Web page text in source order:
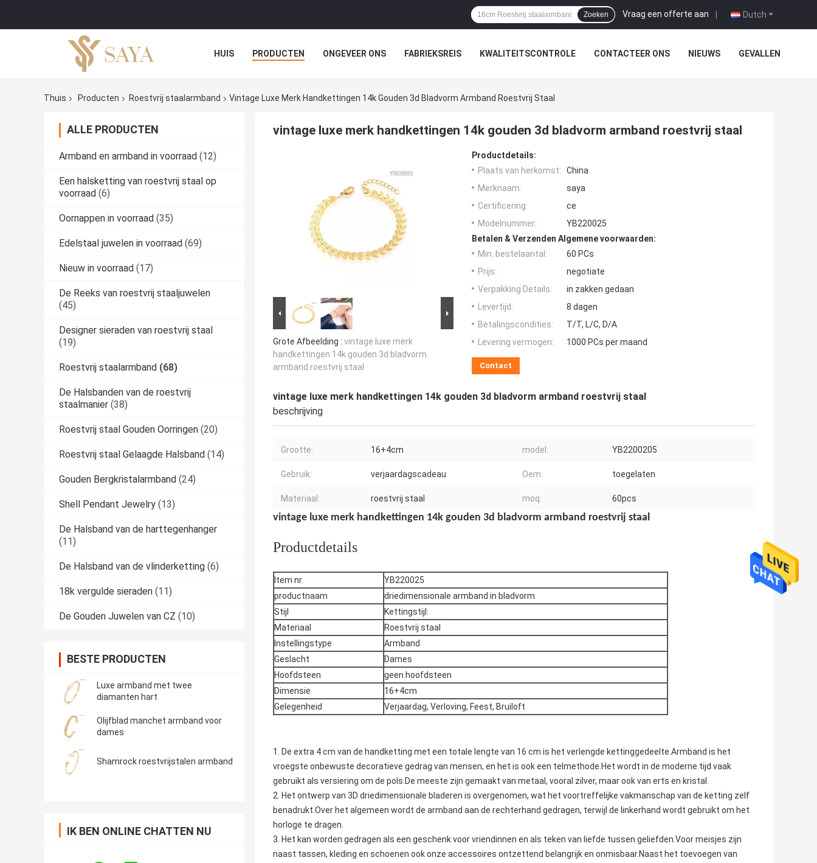
Dutch
Vraag een offerte aan |
Zoeken
HUIS PRODUCTEN ONGEVEER ONS FABRIEKSREIS KWALITEITSCONTROLE CONTACTEER ONS NIEUWS GEVALLEN
Thuis Producten Roestvrij staalarmband Vintage Luxe Merk Handkettingen 14k Gouden 3d Bladvorm Armband Roestvrij Staal
ALLE PRODUCTEN
Armband en armband in voorraad (12)
Een halsketting van roestvrij staal op
voorraad (6)
Oornappen in voorraad (35)
Edelstaal juwelen in voorraad (69)
Nieuw in voorraad (17)
De Reeks van roestvrij staaljuwelen
(45)
Designer sieraden van roestvrij staal
(19)
Roestvrij staalarmband (68)
De Halsbanden van de roestvrij
staalmanier (38)
Roestvrij staal Gouden Oorringen (20)
Roestvrij staal Gelaagde Halsband (14)
Gouden Bergkristalarmband (24)
Shell Pendant Jewelry (13)
De Halsband van de harttegenhanger
(11)
De Halsband van de vlinderketting (6)
18k vergulde sieraden (11)
De Gouden Juwelen van CZ (10)
BESTE PRODUCTEN
Luxe armband met twee
diamanten hart
Olijfblad manchet armband voor
dames
Shamrock roestvrijstalen armband
IK BEN ONLINE CHATTEN NU
vintage luxe merk handkettingen 14k gouden 3d bladvorm armband roestvrij staal
Grote Afbeelding : vintage luxe merk
handkettingen 14k gouden 3d bladvorm
armband roestvrij staal
Productdetails:
Plaats van herkomst:
China
Merknaam:
saya
Certificering:
ce
Modelnummer:
YB220025
Betalen & Verzenden Algemene voorwaarden:
Min. bestelaantal:
60 PCs
Prijs:
negotiate
Verpakking Details:
in zakken gedaan
Levertijd:
8 dagen
Betalingscondities:
T/T, L/C, D/A
Levering vermogen:
1000 PCs per maand
Contact
vintage luxe merk handkettingen 14k gouden 3d bladvorm armband roestvrij staal
beschrijving
Grootte: 16+4cm model: YB2200205
Gebruik: verjaardagscadeau Oem: toegelaten
Materiaal: roestvrij staal moq: 60pcs
vintage luxe merk handkettingen 14k gouden 3d bladvorm armband roestvrij staal
Productdetails
Item nr.
YB220025
productnaam
driedimensionale armband in bladvorm
Stijl
Kettingstijl:
Materiaal
Roestvrij staal
Instellingstype
Armband
Geslacht
Dames
Hoofdsteen
geen hoofdsteen
Dimensie
16+4cm
Gelegenheid
Verjaardag, Verloving, Feest, Bruiloft
1. De extra 4 cm van de handketting met een totale lengte van 16 cm is het verlengde kettinggedeelte.Armband is het
vroegste onbewuste decoratieve gedrag van mensen, en het is ook een telmethode.Het wordt in de moderne tijd vaak
gebruikt als versiering om de pols.De meeste zijn gemaakt van metaal, vooral zilver, maar ook van erts en kristal.
2. Het ontwerp van 3D driedimensionale bladeren is overgenomen, wat het voortreffelijke vakmanschap van de ketting zelf
benadrukt.Over het algemeen wordt de armband aan de rechterhand gedragen, terwijl de linkerhand wordt gebruikt om het
horloge te dragen.
3. Het kan worden gedragen als een geschenk voor vriendinnen en als teken van liefde tussen geliefden.Voor meisjes zijn
naast tassen, kleding en schoenen ook onze accessoires ontzettend belangrijk en onmisbaar.Naast het toevoegen van